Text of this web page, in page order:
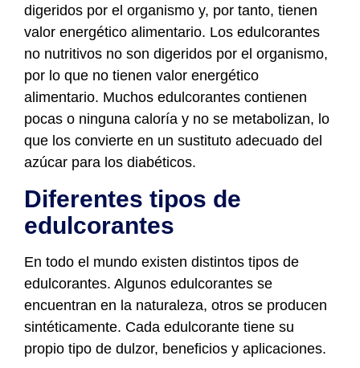
digeridos por el organismo y, por tanto, tienen
valor energético alimentario. Los edulcorantes
no nutritivos no son digeridos por el organismo,
por lo que no tienen valor energético
alimentario. Muchos edulcorantes contienen
pocas o ninguna caloría y no se metabolizan, lo
que los convierte en un sustituto adecuado del
azúcar para los diabéticos.
Diferentes tipos de
edulcorantes
En todo el mundo existen distintos tipos de
edulcorantes. Algunos edulcorantes se
encuentran en la naturaleza, otros se producen
sintéticamente. Cada edulcorante tiene su
propio tipo de dulzor, beneficios y aplicaciones.